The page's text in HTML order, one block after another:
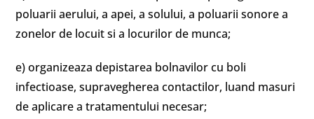
poluarii aerului, a apei, a solului, a poluarii sonore a
zonelor de locuit si a locurilor de munca;
e) organizeaza depistarea bolnavilor cu boli
infectioase, supravegherea contactilor, luand masuri
de aplicare a tratamentului necesar;